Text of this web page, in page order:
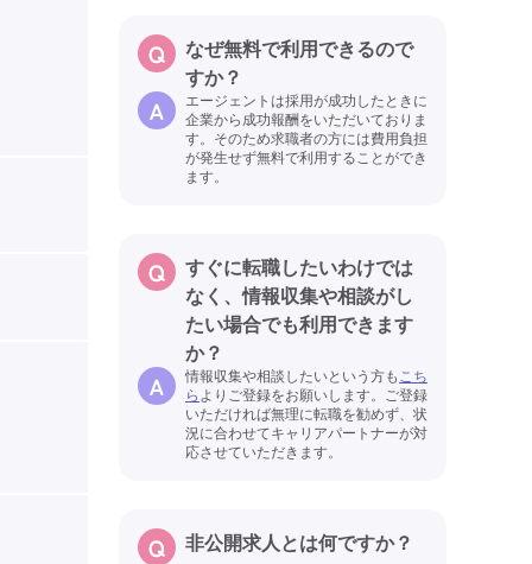
なぜ無料で利用できるので
すか？
エージェントは採用が成功したときに
企業から成功報酬をいただいておりま
す。そのため求職者の方には費用負担
が発生せず無料で利用することができ
ます。
すぐに転職したいわけでは
なく、情報収集や相談がし
たい場合でも利用できます
か？
情報収集や相談したいという方もこち
らよりご登録をお願いします。ご登録
いただければ無理に転職を勧めず、状
況に合わせてキャリアパートナーが対
応させていただきます。
非公開求人とは何ですか？